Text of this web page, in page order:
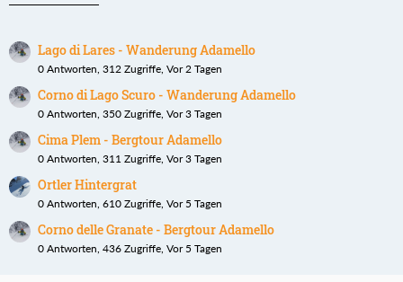
Lago di Lares - Wanderung Adamello
0 Antworten, 312 Zugriffe, Vor 2 Tagen
Corno di Lago Scuro - Wanderung Adamello
0 Antworten, 350 Zugriffe, Vor 3 Tagen
Cima Plem - Bergtour Adamello
0 Antworten, 311 Zugriffe, Vor 3 Tagen
Ortler Hintergrat
0 Antworten, 610 Zugriffe, Vor 5 Tagen
Corno delle Granate - Bergtour Adamello
0 Antworten, 436 Zugriffe, Vor 5 Tagen